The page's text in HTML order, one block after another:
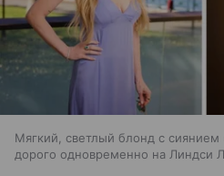
Мягкий, светлый блонд с сиянием
дорого одновременно на Линдси